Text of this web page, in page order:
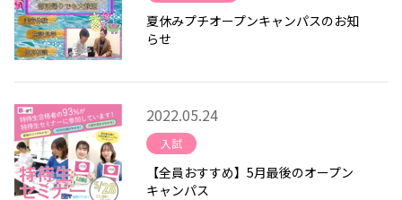
夏休みプチオープンキャンパスのお知
らせ
2022.05.24
入試
【全員おすすめ】5月最後のオープン
キャンパス